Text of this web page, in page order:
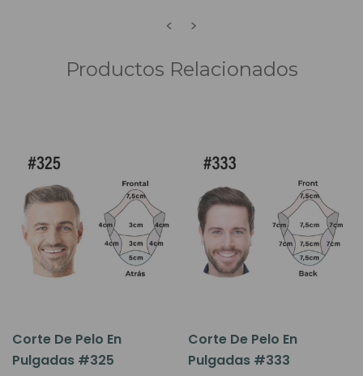
< >
Productos Relacionados
Corte De Pelo En
Pulgadas #325
Corte De Pelo En
Pulgadas #333